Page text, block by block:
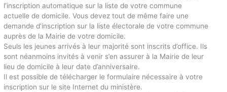
l’inscription automatique sur la liste de votre commune
actuelle de domicile. Vous devez tout de même faire une
demande d’inscription sur la liste électorale de votre commune
auprès de la Mairie de votre domicile.
Seuls les jeunes arrivés à leur majorité sont inscrits d’office. Ils
sont néanmoins invités à venir s’en assurer à la Mairie de leur
lieu de domicile à leur date d’anniversaire.
Il est possible de télécharger le formulaire nécessaire à votre
inscription sur le site Internet du ministère.